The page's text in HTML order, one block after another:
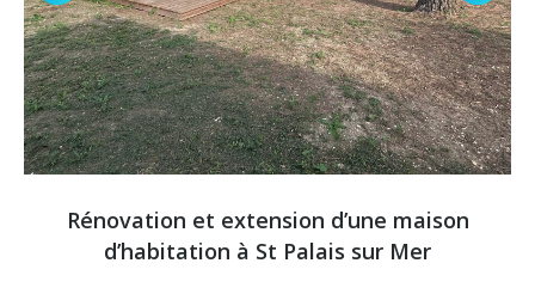
Rénovation et extension d’une maison
d’habitation à St Palais sur Mer